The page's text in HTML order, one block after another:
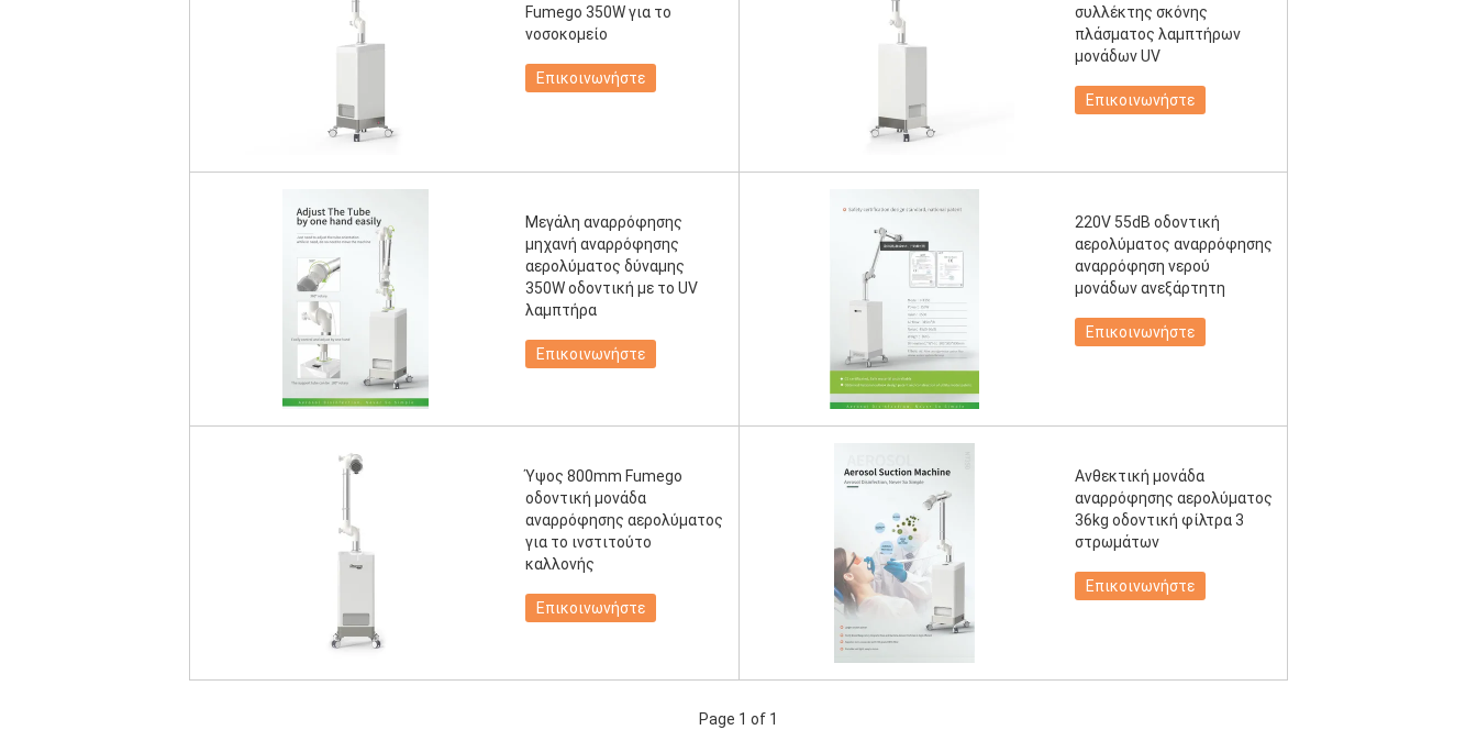
Fumego 350W για το
νοσοκομείο
Επικοινωνήστε
συλλέκτης σκόνης
πλάσματος λαμπτήρων
μονάδων UV
Επικοινωνήστε
Μεγάλη αναρρόφησης
μηχανή αναρρόφησης
αερολύματος δύναμης
350W οδοντική με το UV
λαμπτήρα
Επικοινωνήστε
220V 55dB οδοντική
αερολύματος αναρρόφησης
αναρρόφηση νερού
μονάδων ανεξάρτητη
Επικοινωνήστε
Ύψος 800mm Fumego
οδοντική μονάδα
αναρρόφησης αερολύματος
για το ινστιτούτο
καλλονής
Επικοινωνήστε
Ανθεκτική μονάδα
αναρρόφησης αερολύματος
36kg οδοντική φίλτρα 3
στρωμάτων
Επικοινωνήστε
Page 1 of 1